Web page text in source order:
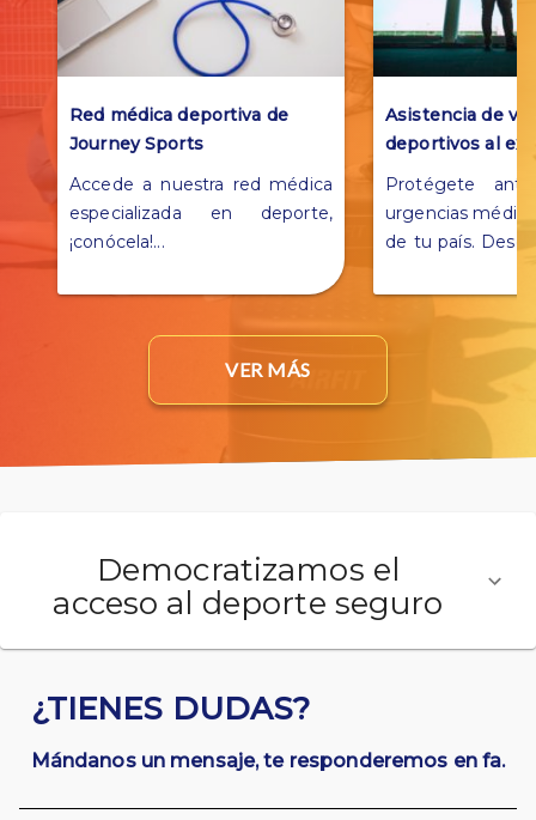
Red médica deportiva de
Journey Sports
Accede a nuestra red médica
especializada en deporte,
¡conócela!...
Asistencia de
deportivos al
Protégete
urgencias
de tu país.
VER MÁS
Democratizamos el
acceso al deporte seguro
¿TIENES DUDAS?
Mándanos un mensaje, te responderemos en fa.